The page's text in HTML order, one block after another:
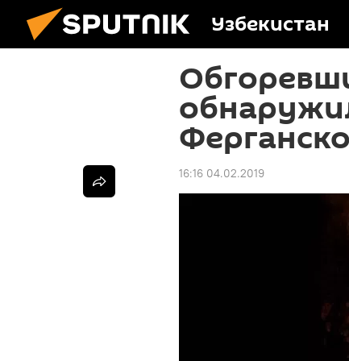
Узбекистан
16:16 04.02.2019